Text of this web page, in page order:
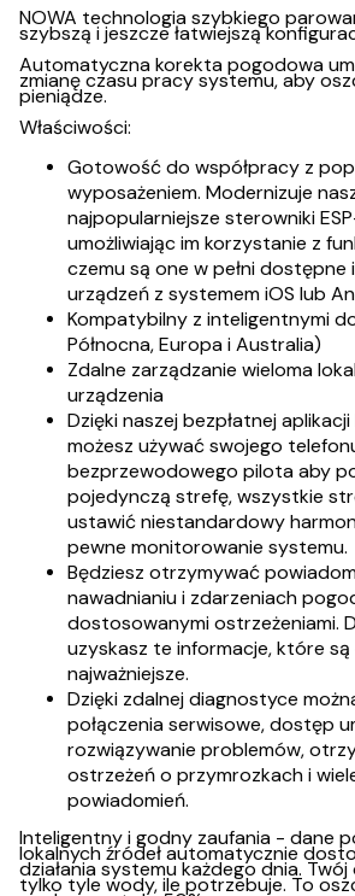
NOWA technologia szybkiego
szybszą i jeszcze łatwiejszą
Automatyczna korekta pogodowa
zmianę czasu pracy systemu, aby
pieniądze.
Właściwości:
Gotowość do współpracy z
wyposażeniem. Modernizuje
najpopularniejsze sterowniki
umożliwiając im korzystanie z
czemu są one w pełni dostępne
urządzeń z systemem iOS lub
Kompatybilny z inteligentnymi
Północna, Europa i Australia)
Zdalne zarządzanie wieloma
urządzenia
Dzięki naszej bezpłatnej
możesz używać swojego
bezprzewodowego pilota aby
pojedynczą strefę, wszystkie
ustawić niestandardowy
pewne monitorowanie systemu.
Będziesz otrzymywać
nawadnianiu i zdarzeniach
dostosowanymi ostrzeżeniami.
uzyskasz te informacje, które są
najważniejsze.
Dzięki zdalnej diagnostyce
połączenia serwisowe, dostęp
rozwiązywanie problemów,
ostrzeżeń o przymrozkach i
powiadomień.
Inteligentny i godny zaufania - dane
lokalnych źródeł automatycznie
działania systemu każdego dnia.
tylko tyle wody, ile potrzebuje. To